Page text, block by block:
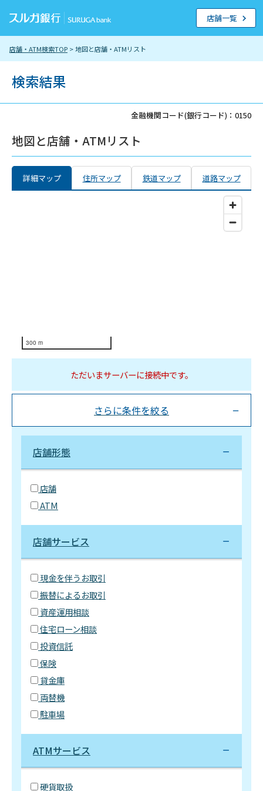
店舗・ATM検索TOP > 地図と店舗・ATMリスト
店舗一覧
検索結果
金融機関コード(銀行コード)：0150
地図と店舗・ATMリスト
詳細マップ 住所マップ 鉄道マップ 道路マップ
300 m
ただいまサーバーに接続中です。
さらに条件を絞る
店舗形態
店舗
ATM
店舗サービス
現金を伴うお取引
振替によるお取引
資産運用相談
住宅ローン相談
投資信託
保険
貸金庫
両替機
駐車場
ATMサービス
硬貨取扱